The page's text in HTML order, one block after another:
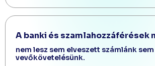
A banki és szamlahozzáférések
nem lesz sem elveszett számlánk
vevőkövetelésünk.